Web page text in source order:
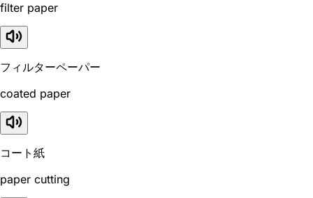
filter paper
フィルターペーパー
coated paper
コート紙
paper cutting